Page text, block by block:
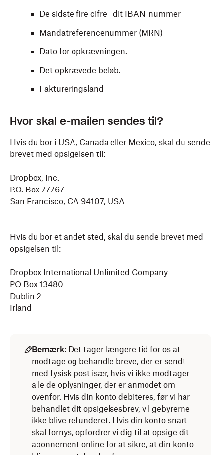
De sidste fire cifre i dit IBAN-nummer
Mandatreferencenummer (MRN)
Dato for opkrævningen.
Det opkrævede beløb.
Faktureringsland
Hvor skal e-mailen sendes til?
Hvis du bor i USA, Canada eller Mexico, skal du sende
brevet med opsigelsen til:
Dropbox, Inc.
P.O. Box 77767
San Francisco, CA 94107, USA
Hvis du bor et andet sted, skal du sende brevet med
opsigelsen til:
Dropbox International Unlimited Company
PO Box 13480
Dublin 2
Irland
Bemærk: Det tager længere tid for os at
modtage og behandle breve, der er sendt
med fysisk post især, hvis vi ikke modtager
alle de oplysninger, der er anmodet om
ovenfor. Hvis din konto debiteres, før vi har
behandlet dit opsigelsesbrev, vil gebyrerne
ikke blive refunderet. Hvis din konto snart
skal fornys, opfordrer vi dig til at opsige dit
abonnement online for at sikre, at din konto